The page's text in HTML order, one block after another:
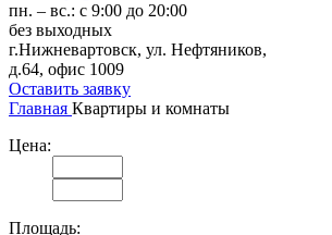
пн. – вс.: с 9:00 до 20:00
без выходных
г.Нижневартовск, ул. Нефтяников,
д.64, офис 1009
Оставить заявку
Главная Квартиры и комнаты
Цена:
Площадь: